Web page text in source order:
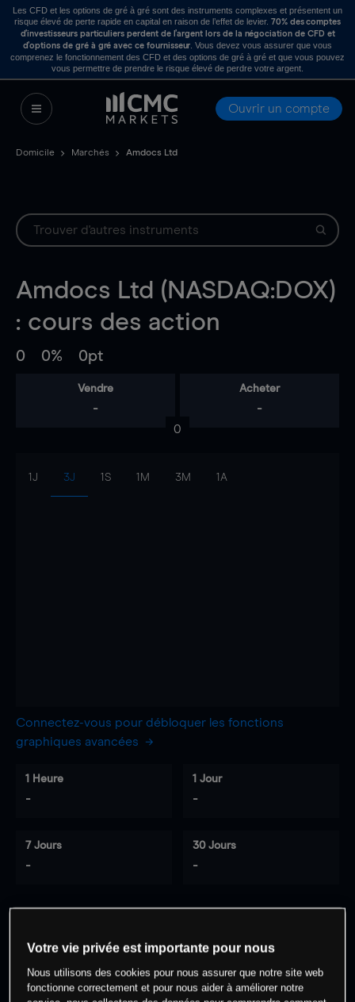
Les CFD et les options de gré à gré sont des instruments complexes et présentent un
risque élevé de perte rapide en capital en raison de l’effet de levier. 70% des comptes
d’investisseurs particuliers perdent de l’argent lors de la négociation de CFD et
d’options de gré à gré avec ce fournisseur . Vous devez vous assurer que vous
comprenez le fonctionnement des CFD et des options de gré à gré et que vous pouvez
vous permettre de prendre le risque élevé de perdre votre argent.
Ouvrir un compte
Domicile Marchés Amdocs Ltd
Amdocs Ltd (NASDAQ:DOX)
: cours des action
0 0% 0pt
Vendre
-
Acheter
-
0
1J 3J 1S 1M 3M 1A
Connectez-vous pour débloquer les fonctions
graphiques avancées
1 Heure
-
1 Jour
-
7 Jours
-
30 Jours
-
cet actif
Votre vie privée est importante pour nous
Nous utilisons des cookies pour nous assurer que notre site web
fonctionne correctement et pour nous aider à améliorer notre